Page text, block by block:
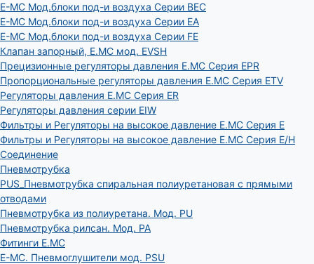
E-MC Мод.блоки под-и воздуха Серии BEC
E-MC Мод.блоки под-и воздуха Серии EA
E-MC Мод.блоки под-и воздуха Серии FE
Клапан запорный, E.MC мод. EVSH
Прецизионные регуляторы давления E.MC Серия EPR
Пропорциональные регуляторы давления E.MC Серия ETV
Регуляторы давления E.MC Серия ER
Регуляторы давления серии EIW
Фильтры и Регуляторы на высокое давление E.MC Серия E
Фильтры и Регуляторы на высокое давление E.MC Серия E/H
Соединение
Пневмотрубка
PUS_Пневмотрубка спиральная полиуретановая с прямыми
отводами
Пневмотрубка из полиуретана. Мод. РU
Пневмотрубка рилсан. Мод. PA
Фитинги E.MC
E-MC. Пневмоглушители мод. PSU